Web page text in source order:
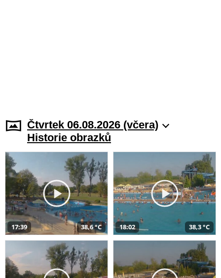
Čtvrtek 06.08.2026 (včera)
Historie obrazků
17:39 38,6 °C 18:02 38,3 °C